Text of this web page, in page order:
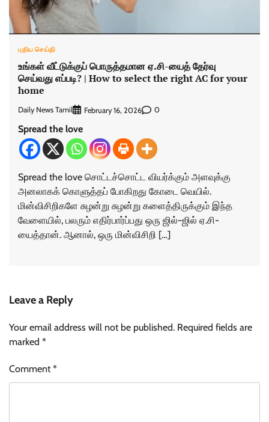
புதிய செய்தி
உங்கள் வீட்டுக்குப் பொருத்தமான ஏ.சி-யைத் தேர்வு
செய்வது எப்படி? | How to select the right AC for your
home
Daily News Tamil February 16, 2026 0
Spread the love
Spread the love சொட்டச்சொட்ட வியர்க்கும் அளவுக்கு
அனலாகக் கொளுத்தப் போகிறது கோடை வெயில்.
மின்விசிறிகளே சுழன்று சுழன்று களைத்திருக்கும் இந்த
வேளையில், பலரும் எதிர்பார்ப்பது ஒரு ஜில்-ஜில் ஏ.சி-
யைத்தான். ஆனால், ஒரு மின்விசிறி […]
Leave a Reply
Your email address will not be published. Required fields are
marked *
Comment*